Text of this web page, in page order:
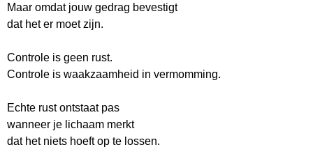
Maar omdat jouw gedrag bevestigt
dat het er moet zijn.
Controle is geen rust.
Controle is waakzaamheid in vermomming.
Echte rust ontstaat pas
wanneer je lichaam merkt
dat het niets hoeft op te lossen.